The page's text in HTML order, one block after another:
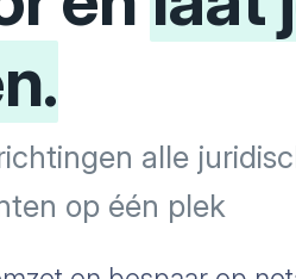
alle
op één plek